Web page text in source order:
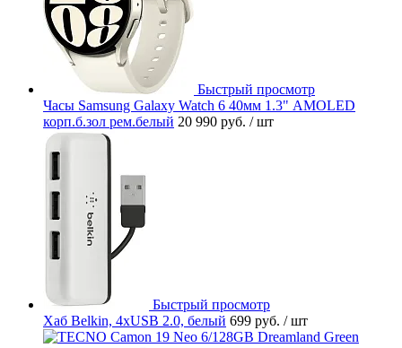
Быстрый просмотр
Часы Samsung Galaxy Watch 6 40мм 1.3" AMOLED
корп.б.зол рем.белый 20 990 руб. / шт
Быстрый просмотр
Хаб Belkin, 4хUSB 2.0, белый 699 руб. / шт